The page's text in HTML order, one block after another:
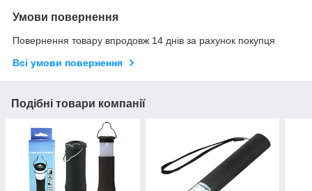
Умови повернення
Повернення товару впродовж 14 днів за рахунок покупця
Всі умови повернення
Подібні товари компанії